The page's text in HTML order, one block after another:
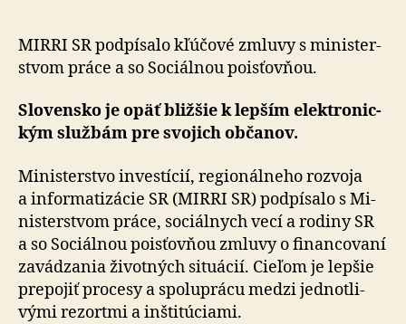
situácií
MIRRI SR podpísalo kľúčové zmluvy s mi­nis­ter­
stvom práce a so So­ciál­nou pois­ťov­ňou.
Slovensko je opäť bližšie k lepším elek­tro­nic­
kým službám pre svo­jich občanov.
Ministerstvo investícií, regio­nál­neho roz­voja
a in­for­ma­ti­zácie SR (MIRRI SR) pod­pí­salo s Mi­
nis­ter­stvom práce, so­ciál­nych vecí a ro­di­ny SR
a so So­ciál­nou pois­ťov­ňou zmluvy o fi­nan­co­vaní
za­vá­dza­nia ži­vot­ných si­tu­á­cií. Cie­ľom je lepšie
pre­po­jiť pro­cesy a spo­lu­prácu medzi jed­not­li­
vými re­zor­tmi a in­šti­tú­ciami.